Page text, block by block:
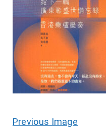
Previous Image